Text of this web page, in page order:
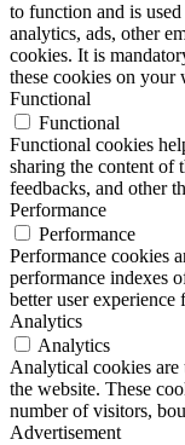
to function and is
analytics, ads, other
cookies. It is
these cookies on your
Functional
Functional
Functional cookies
sharing the content of
feedbacks, and other
Performance
Performance
Performance cookies
performance indexes
better user experience
Analytics
Analytics
Analytical cookies are
the website. These
number of visitors,
Advertisement